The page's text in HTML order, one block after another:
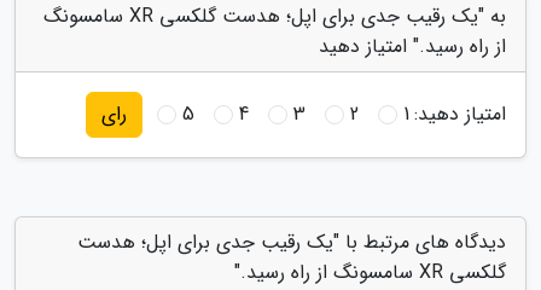
به "یک رقیب جدی برای اپل؛ هدست گلکسی XR سامسونگ
از راه رسید." امتیاز دهید
امتیاز دهید:1
2
3
4
5 رای
دیدگاه های مرتبط با "یک رقیب جدی برای اپل؛ هدست
گلکسی XR سامسونگ از راه رسید."